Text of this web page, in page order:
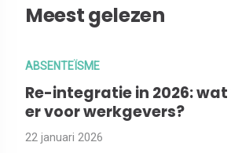
Meest gelezen
ABSENTEÏSME
Re-integratie in 2026:
er voor werkgevers?
22 januari 2026